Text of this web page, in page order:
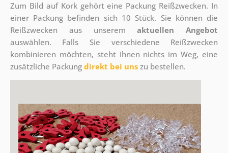
Zum Bild auf Kork gehört eine Packung Reißzwecken. In
einer Packung befinden sich 10 Stück. Sie können die
Reißzwecken aus unseremaktuellen Angebot
auswählen. Falls Sie verschiedene Reißzwecken
kombinieren möchten, steht Ihnen nichts im Weg, eine
zusätzliche Packung direkt bei unszu bestellen.